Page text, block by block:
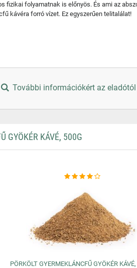
fizikai folyamatnak is előnyös. És ami az
kávéra forró vízet. Ez egyszerűen telitalálat!
További információkért az eladótól
GYÖKÉR KÁVÉ, 500G
PÖRKÖLT GYERMEKLÁNCFŰ GYÖKÉR